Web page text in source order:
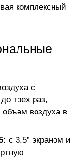
комплексный
с
трех раз,
воздуха в
с 3.5” экраном и